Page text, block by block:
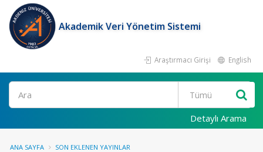
Akademik Veri Yönetim Sistemi
Araştırmacı Girişi English
Ara
Detaylı Arama
ANA SAYFA SON EKLENEN YAYINLAR